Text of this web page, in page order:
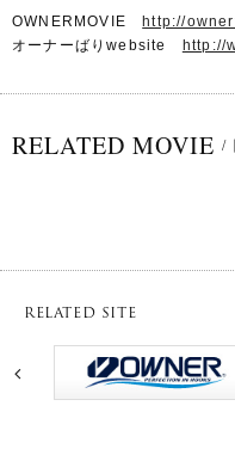
OWNERMOVIEhttp://
オーナーばりwebsite http://
RELATED MOVIE /
RELATED SITE